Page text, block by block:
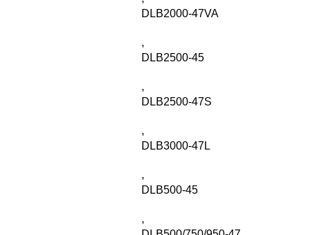
DLB2000-47VA
,
DLB2500-45
,
DLB2500-47S
,
DLB3000-47L
,
DLB500-45
,